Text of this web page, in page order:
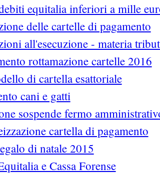
equitalia inferiori a mille
delle cartelle di pagamento
all'esecuzione - materia
rottamazione cartelle 2016
di cartella esattoriale
cani e gatti
sospende fermo
cartella di pagamento
di natale 2015
e Cassa Forense